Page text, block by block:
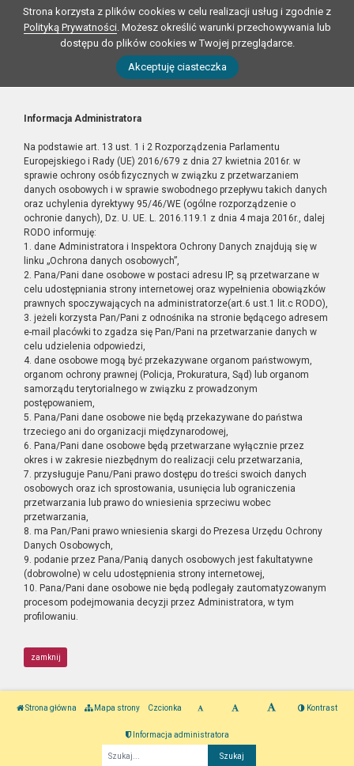
Strona korzysta z plików cookies w celu realizacji usług i zgodnie z
Polityką Prywatności. Możesz określić warunki przechowywania lub
dostępu do plików cookies w Twojej przeglądarce.
Akceptuję ciasteczka
Informacja Administratora
Na podstawie art. 13 ust. 1 i 2 Rozporządzenia Parlamentu
Europejskiego i Rady (UE) 2016/679 z dnia 27 kwietnia 2016r. w
sprawie ochrony osób fizycznych w związku z przetwarzaniem
danych osobowych i w sprawie swobodnego przepływu takich danych
oraz uchylenia dyrektywy 95/46/WE (ogólne rozporządzenie o
ochronie danych), Dz. U. UE. L. 2016.119.1 z dnia 4 maja 2016r., dalej
RODO informuję:
1. dane Administratora i Inspektora Ochrony Danych znajdują się w
linku „Ochrona danych osobowych”,
2. Pana/Pani dane osobowe w postaci adresu IP, są przetwarzane w
celu udostępniania strony internetowej oraz wypełnienia obowiązków
prawnych spoczywających na administratorze(art.6 ust.1 lit.c RODO),
3. jeżeli korzysta Pan/Pani z odnośnika na stronie będącego adresem
e-mail placówki to zgadza się Pan/Pani na przetwarzanie danych w
celu udzielenia odpowiedzi,
4. dane osobowe mogą być przekazywane organom państwowym,
organom ochrony prawnej (Policja, Prokuratura, Sąd) lub organom
samorządu terytorialnego w związku z prowadzonym
postępowaniem,
5. Pana/Pani dane osobowe nie będą przekazywane do państwa
trzeciego ani do organizacji międzynarodowej,
6. Pana/Pani dane osobowe będą przetwarzane wyłącznie przez
okres i w zakresie niezbędnym do realizacji celu przetwarzania,
7. przysługuje Panu/Pani prawo dostępu do treści swoich danych
osobowych oraz ich sprostowania, usunięcia lub ograniczenia
przetwarzania lub prawo do wniesienia sprzeciwu wobec
przetwarzania,
8. ma Pan/Pani prawo wniesienia skargi do Prezesa Urzędu Ochrony
Danych Osobowych,
9. podanie przez Pana/Panią danych osobowych jest fakultatywne
(dobrowolne) w celu udostępnienia strony internetowej,
10. Pana/Pani dane osobowe nie będą podlegały zautomatyzowanym
procesom podejmowania decyzji przez Administratora, w tym
profilowaniu.
zamknij
Strona główna Mapa strony Czcionka Kontrast
Informacja administratora